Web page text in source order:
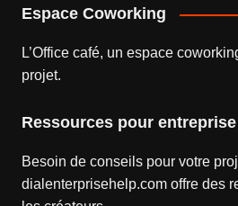
Espace Coworking
L’Office café, un espace
projet.
Ressources pour entreprise
Besoin de conseils pour votre
dialenterprisehelp.comoffre des